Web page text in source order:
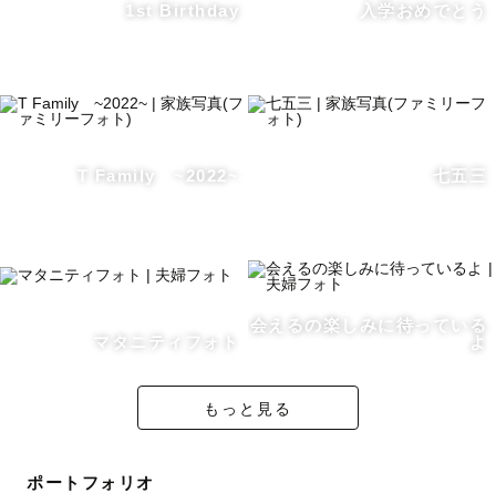
りでご不明な点はしっかりお答えします。
基本的に土日祝日が撮影可能な、週末カメラマンです📷
LINE　下方にLINE IDのリンク有
相談でうかがいます。
特に横浜は地元なのでお任せください。
しています。美瑛や富良野でのウェディング写真、旅行の
1st Birthday 入学おめでとう
T Family ~2022~ 七五三
マタニティフォト
会えるの楽しみに待っている
よ
もっと見る
ポートフォリオ